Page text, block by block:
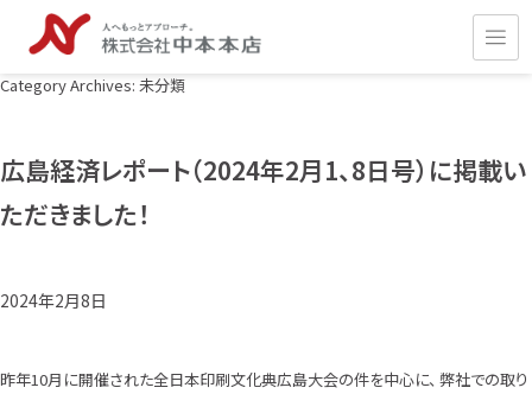
Category Archives: 未分類
広島経済レポート（2024年2月1、8日号）に掲載い
ただきました！
2024年2月8日
昨年10月に開催された全日本印刷文化典広島大会の件を中心に、 弊社での取り